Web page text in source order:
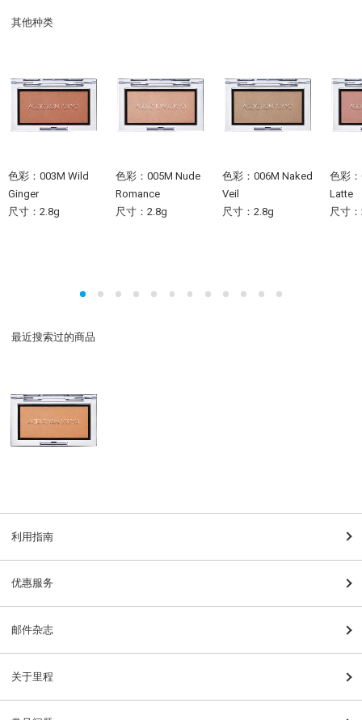
其他种类
色彩：003M Wild
Ginger
尺寸：2.8g
色彩：005M Nude
Romance
尺寸：2.8g
色彩：006M Naked
Veil
尺寸：2.8g
色彩
Latte
尺寸
最近搜索过的商品
利用指南
优惠服务
邮件杂志
关于里程